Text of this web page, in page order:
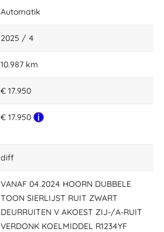
Automatik
2025 / 4
10.987 km
€ 17.950
€ 17.950
diff
VANAF 04.2024 HOORN DUBBELE
TOON SIERLIJST RUIT ZWART
DEURRUITEN V AKOEST ZIJ-/A-RUIT
VERDONK KOELMIDDEL R1234YF